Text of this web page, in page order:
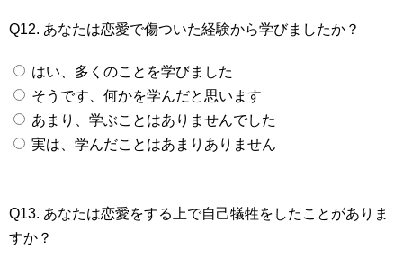
Q12. あなたは恋愛で傷ついた経験から学びましたか？
はい、多くのことを学びました
そうです、何かを学んだと思います
あまり、学ぶことはありませんでした
実は、学んだことはあまりありません
Q13. あなたは恋愛をする上で自己犠牲をしたことがありま
すか？